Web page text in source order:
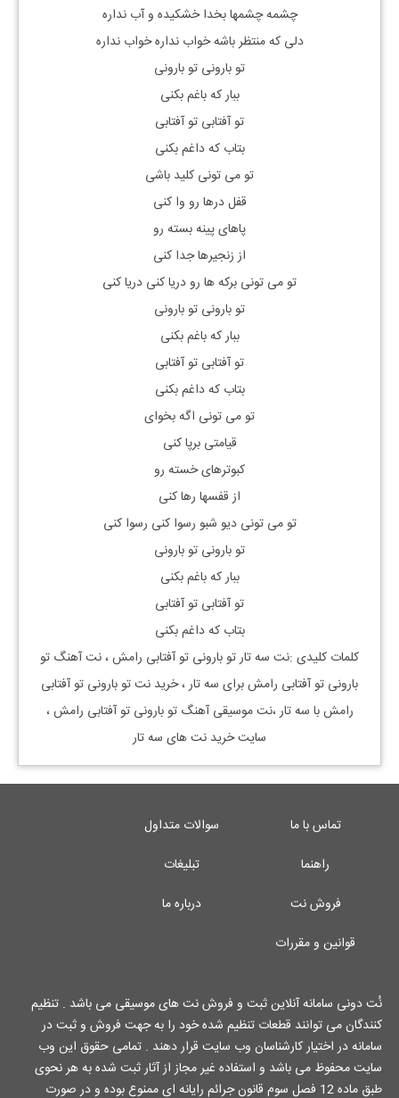
چشمه چشمها بخدا خشکیده و آب نداره
دلی که منتظر باشه خواب نداره خواب نداره
تو بارونی تو بارونی
ببار که باغم بکنی
تو آفتابی تو آفتابی
بتاب که داغم بکنی
تو می تونی کلید باشی
قفل درها رو وا کنی
پاهای پینه بسته رو
از زنجیرها جدا کنی
تو می تونی برکه ها رو دریا کنی دریا کنی
تو بارونی تو بارونی
ببار که باغم بکنی
تو آفتابی تو آفتابی
بتاب که داغم بکنی
تو می تونی اگه بخوای
قیامتی برپا کنی
کبوترهای خسته رو
از قفسها رها کنی
تو می تونی دیو شبو رسوا کنی رسوا کنی
تو بارونی تو بارونی
ببار که باغم بکنی
تو آفتابی تو آفتابی
بتاب که داغم بکنی
کلمات کلیدی :نت سه تارتو بارونی تو آفتابی رامش، نت آهنگ تو
بارونی تو آفتابی رامشبرای سه تار ، خرید نتتو بارونی تو آفتابی
رامشبا سه تار ،نت موسیقی آهنگ تو بارونی تو آفتابی رامش،
سایت خرید نت های سه تار
تماس با ما
سوالات متداول
راهنما
تبلیغات
فروش نت
درباره ما
قوانین و مقررات
نُت دونی سامانه آنلاین ثبت و فروش نت های موسیقی می باشد . تنظیم
کنندگان می توانند قطعات تنظیم شده خود را به جهت فروش و ثبت در
سامانه در اختیار کارشناسان وب سایت قرار دهند . تمامی حقوق این وب
سایت محفوظ می باشد و استفاده غیر مجاز از آثار ثبت شده به هر نحوی
طبق ماده 12 فصل سوم قانون جرائم رایانه ای ممنوع بوده و در صورت